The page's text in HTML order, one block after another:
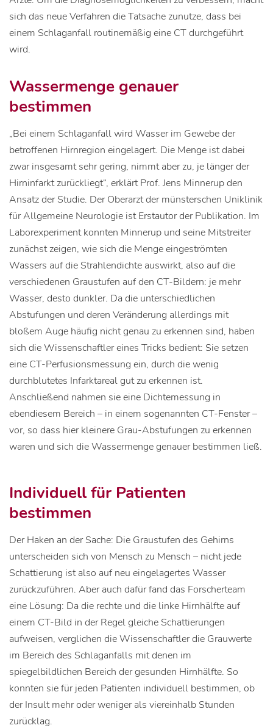
sich das neue Verfahren die Tatsache zunutze, dass bei
einem Schlaganfall routinemäßig eine CT durchgeführt
wird.
Wassermenge genauer
bestimmen
„Bei einem Schlaganfall wird Wasser im Gewebe der
betroffenen Hirnregion eingelagert. Die Menge ist dabei
zwar insgesamt sehr gering, nimmt aber zu, je länger der
Hirninfarkt zurückliegt“, erklärt Prof. Jens Minnerup den
Ansatz der Studie. Der Oberarzt der münsterschen Uniklinik
für Allgemeine Neurologie ist Erstautor der Publikation. Im
Laborexperiment konnten Minnerup und seine Mitstreiter
zunächst zeigen, wie sich die Menge eingeströmten
Wassers auf die Strahlendichte auswirkt, also auf die
verschiedenen Graustufen auf den CT-Bildern: je mehr
Wasser, desto dunkler. Da die unterschiedlichen
Abstufungen und deren Veränderung allerdings mit
bloßem Auge häufig nicht genau zu erkennen sind, haben
sich die Wissenschaftler eines Tricks bedient: Sie setzen
eine CT-Perfusionsmessung ein, durch die wenig
durchblutetes Infarktareal gut zu erkennen ist.
Anschließend nahmen sie eine Dichtemessung in
ebendiesem Bereich – in einem sogenannten CT-Fenster –
vor, so dass hier kleinere Grau-Abstufungen zu erkennen
waren und sich die Wassermenge genauer bestimmen ließ.
Individuell für Patienten
bestimmen
Der Haken an der Sache: Die Graustufen des Gehirns
unterscheiden sich von Mensch zu Mensch – nicht jede
Schattierung ist also auf neu eingelagertes Wasser
zurückzuführen. Aber auch dafür fand das Forscherteam
eine Lösung: Da die rechte und die linke Hirnhälfte auf
einem CT-Bild in der Regel gleiche Schattierungen
aufweisen, verglichen die Wissenschaftler die Grauwerte
im Bereich des Schlaganfalls mit denen im
spiegelbildlichen Bereich der gesunden Hirnhälfte. So
konnten sie für jeden Patienten individuell bestimmen, ob
der Insult mehr oder weniger als viereinhalb Stunden
zurücklag.